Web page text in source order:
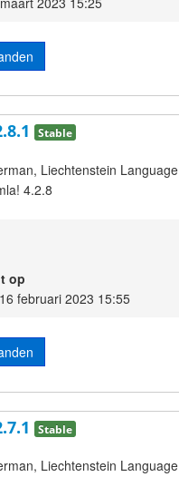
Stable
Liechtenstein Language
4.2.8
op
februari 2023 15:55
Stable
Liechtenstein Language